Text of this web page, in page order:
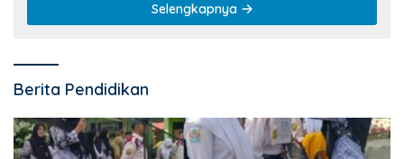
Selengkapnya
Berita Pendidikan